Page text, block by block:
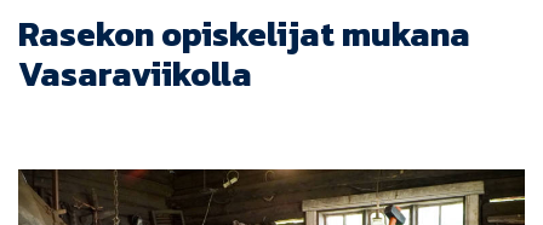
Rasekon opiskelijat mukana
Vasaraviikolla